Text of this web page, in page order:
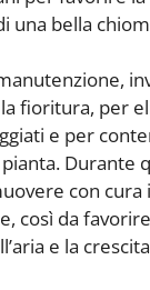
una bella
fioritura, per
e per
Durante
con cura
così da
e la